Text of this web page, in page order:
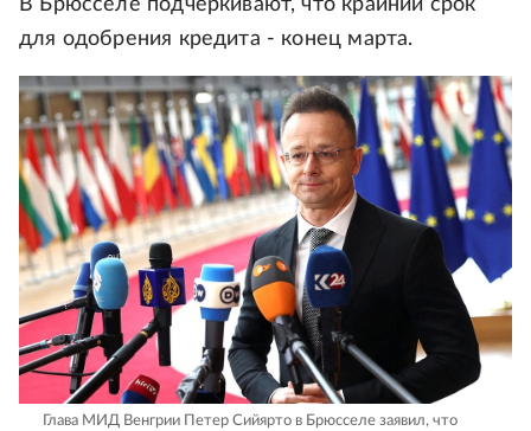
В Брюсселе подчеркивают, что крайний срок
для одобрения кредита - конец марта.
Глава МИД Венгрии Петер Сийярто в Брюсселе заявил, что